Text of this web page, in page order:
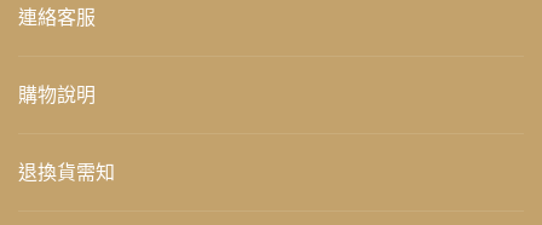
連絡客服
購物說明
退換貨需知